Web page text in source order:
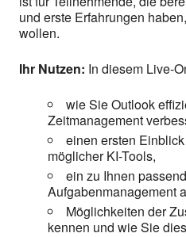
und erste Erfahrungen
wollen.
Ihr Nutzen: In diesem Live-
wie Sie Outlook
Zeitmanagement
einen ersten
möglicher KI-Tools,
ein zu Ihnen
Aufgabenmanagement
Möglichkeiten der
kennen und wie Sie